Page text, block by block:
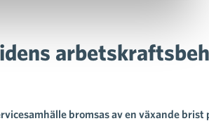
bromsas av en växande